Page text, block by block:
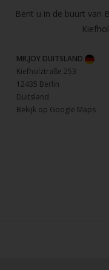
Bent u in de buurt van
MR.JOY DUITSLAND
Kiefholztraße 253
12435 Berlin
Duitsland
Bekijk op Google Maps